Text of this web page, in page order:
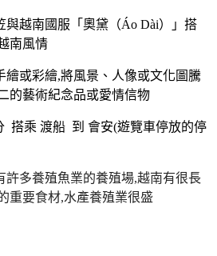
與越南國服「奧黛（Áo Dài）」搭
南風情
繪或彩繪,將風景、人像或文化圖騰
的藝術紀念品或愛情信物
搭乘 渡船 到 會安(遊覽車停放的停
許多養殖魚業的養殖場,越南有很長
重要食材,水產養殖業很盛